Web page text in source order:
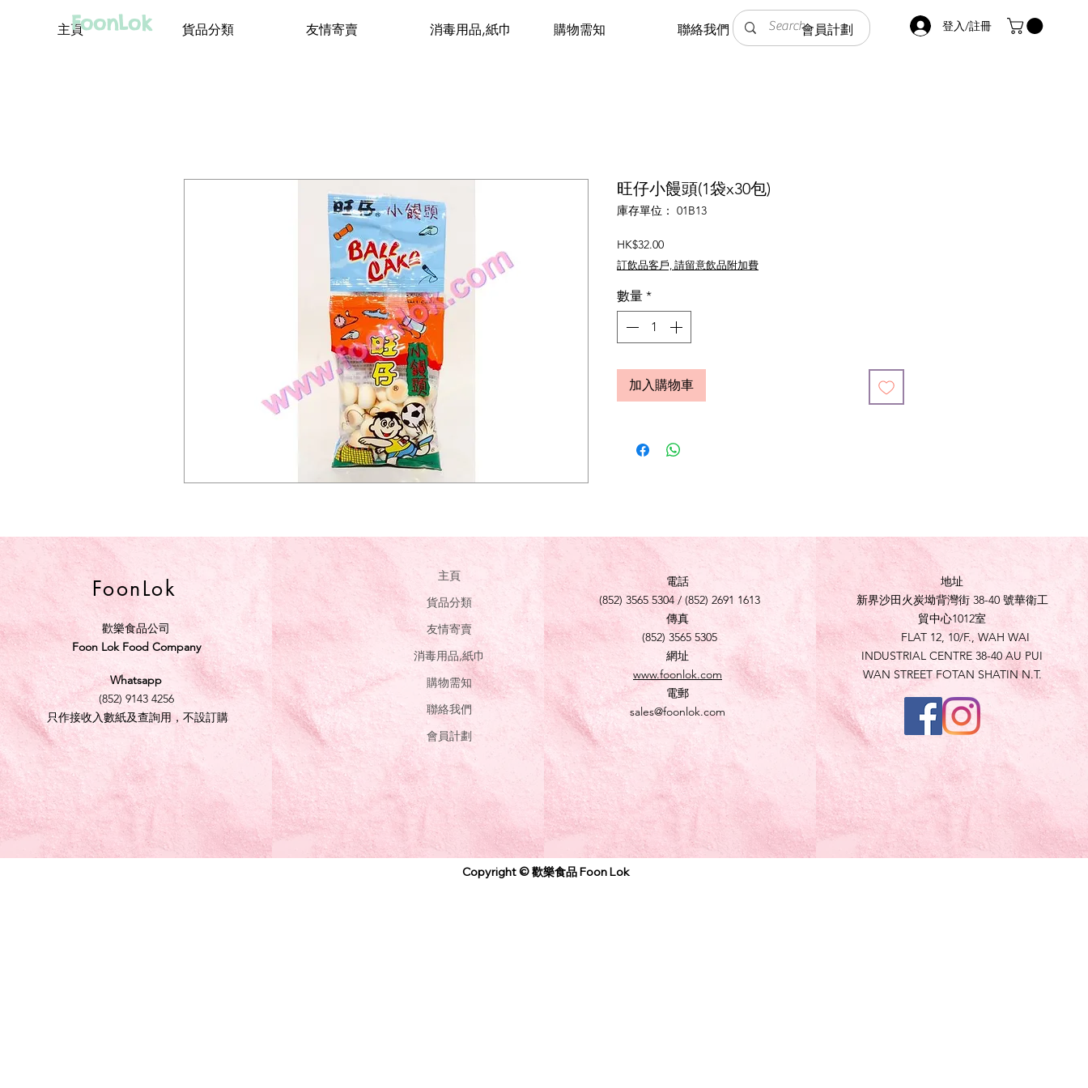
FoonLok 登入/註冊
主頁 貨品分類 友情寄賣 消毒用品,紙巾 購物需知 聯絡我們 會員計劃
旺仔小饅頭(1袋x30包)
庫存單位： 01B13
HK$32.00價
格
訂飲品客戶, 請留意飲品附加費
數量 *
加入購物車
FoonLok
歡樂食品公司
Foon Lok Food Company
Whatsapp
(852) 9143 4256
只作接收入數紙及查詢用，不設訂購
主頁
貨品分類
友情寄賣
消毒用品,紙巾
購物需知
聯絡我們
會員計劃
電話
(852) 3565 5304 / (852) 2691 1613
傳真
(852) 3565 5305
網址
www.foonlok.com
電郵
sales@foonlok.com
地址
新界沙田火炭坳背灣街 38-40 號華衛工
貿中心1012室
FLAT 12, 10/F., WAH WAI
INDUSTRIAL CENTRE 38-40 AU PUI
WAN STREET FOTAN SHATIN N.T.
Copyright © 歡樂食品 Foon Lok